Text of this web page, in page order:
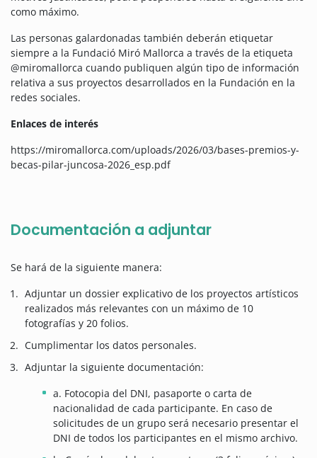
como máximo.
Las personas galardonadas también deberán etiquetar
siempre a la Fundació Miró Mallorca a través de la etiqueta
@miromallorca cuando publiquen algún tipo de información
relativa a sus proyectos desarrollados en la Fundación en la
redes sociales.
Enlaces de interés
https://miromallorca.com/uploads/2026/03/bases-premios-y-
becas-pilar-juncosa-2026_esp.pdf
Documentación a adjuntar
Se hará de la siguiente manera:
Adjuntar un dossier explicativo de los proyectos artísticos
realizados más relevantes con un máximo de 10
fotografías y 20 folios.
Cumplimentar los datos personales.
Adjuntar la siguiente documentación:
a. Fotocopia del DNI, pasaporte o carta de
nacionalidad de cada participante. En caso de
solicitudes de un grupo será necesario presentar el
DNI de todos los participantes en el mismo archivo.